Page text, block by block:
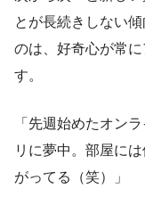
とが長続きしない
のは、好奇心が常
す。
「先週始めたオン
リに夢中。部屋に
がってる（笑）」